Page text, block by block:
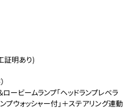
証明あり)
ービームランプ「ヘッドランプレベラ
プウォッシャー付」＋ステアリング連動